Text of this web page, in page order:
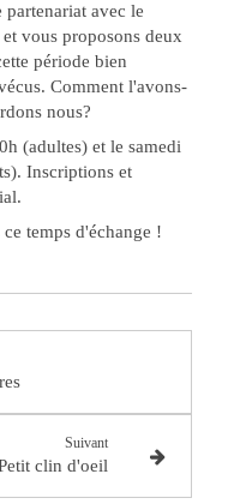
avec le
vous proposons deux
période bien
Comment l'avons-
nous?
(adultes) et le samedi
Inscriptions et
temps d'échange !
Suivant
clin d'oeil